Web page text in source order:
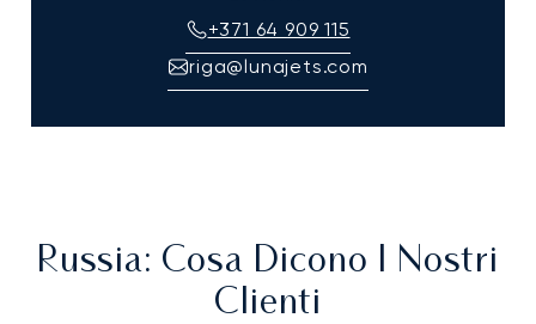
+371 64 909 115
riga@lunajets.com
Russia: Cosa Dicono I Nostri
Clienti